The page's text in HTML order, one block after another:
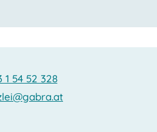
1 54 52 328